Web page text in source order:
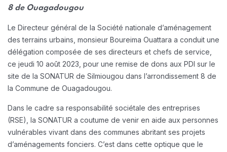
8 de Ouagadougou
Le Directeur général de la Société nationale d’aménagement
des terrains urbains, monsieur Boureima Ouattara a conduit une
délégation composée de ses directeurs et chefs de service,
ce jeudi 10 août 2023, pour une remise de dons aux PDI sur le
site de la SONATUR de Silmiougou dans l’arrondissement 8 de
la Commune de Ouagadougou.
Dans le cadre sa responsabilité sociétale des entreprises
(RSE), la SONATUR a coutume de venir en aide aux personnes
vulnérables vivant dans des communes abritant ses projets
d’aménagements fonciers. C’est dans cette optique que le